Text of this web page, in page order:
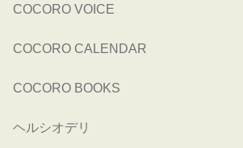
COCORO VOICE
COCORO CALENDAR
COCORO BOOKS
ヘルシオデリ